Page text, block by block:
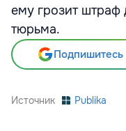
ему грозит штраф
тюрьма.
Подпишитесь
Источник Publika